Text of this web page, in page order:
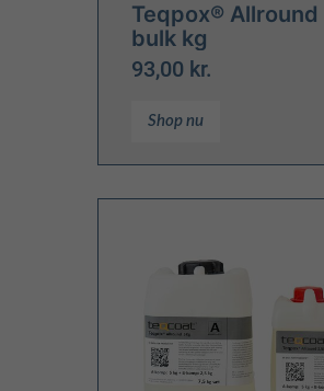
Teqpox® Allround
bulk kg
93,00 kr.
Shop nu